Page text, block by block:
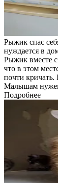
Рыжик спас
нуждается в
Рыжик вместе
что в этом
почти кричать.
Малышам
Подробнее